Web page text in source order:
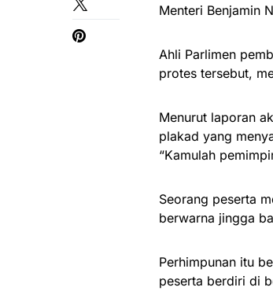
Menteri Benjamin
Ahli Parlimen
protes tersebut,
Menurut laporan
plakad yang
“Kamulah
Seorang peserta
berwarna jingga
Perhimpunan itu
peserta berdiri di